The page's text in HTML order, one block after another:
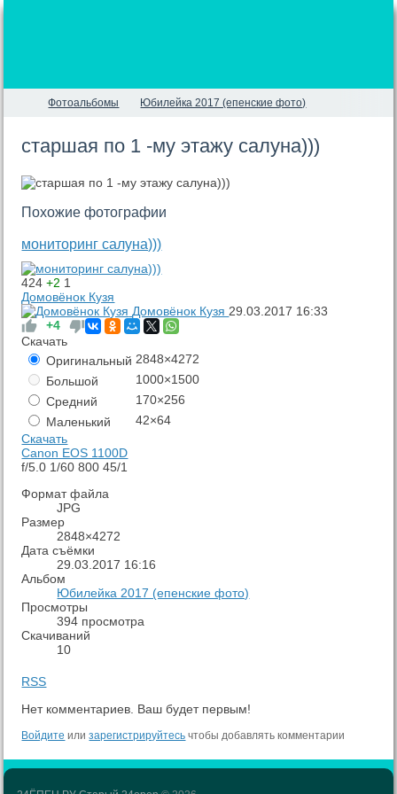
Фотоальбомы Юбилейка 2017 (епенские фото)
старшая по 1 -му этажу салуна)))
Похожие фотографии
мониторинг салуна)))
424+2 1
Домовёнок Кузя
Домовёнок Кузя 29.03.2017 16:33
+4
Скачать
Оригинальный 2848×4272
Большой
1000×1500
Средний
170×256
Маленький
42×64
Скачать
Canon EOS 1100D
f/5.0 1/60 800 45/1
Формат файла
JPG
Размер
2848×4272
Дата съёмки
29.03.2017 16:16
Альбом
Юбилейка 2017 (епенские фото)
Просмотры
394 просмотра
Скачиваний
10
RSS
Нет комментариев. Ваш будет первым!
Войдите илизарегистрируйтесь чтобы добавлять комментарии